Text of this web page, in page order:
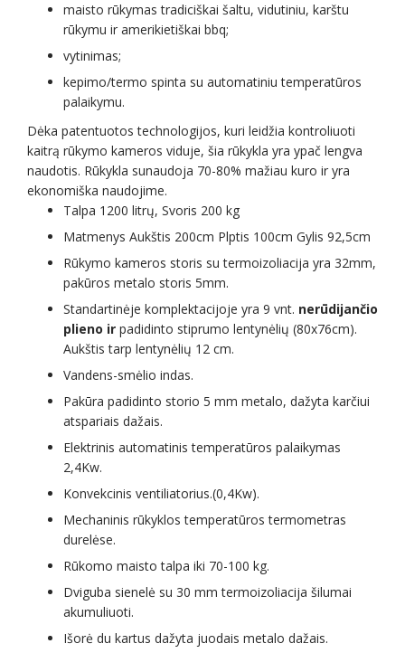
maisto rūkymas tradiciškai šaltu, vidutiniu, karštu
rūkymu ir amerikietiškai bbq;
vytinimas;
kepimo/termo spinta su automatiniu temperatūros
palaikymu.
Dėka patentuotos technologijos, kuri leidžia kontroliuoti
kaitrą rūkymo kameros viduje, šia rūkykla yra ypač lengva
naudotis. Rūkykla sunaudoja 70-80% mažiau kuro ir yra
ekonomiška naudojime.
Talpa 1200 litrų, Svoris 200 kg
Matmenys Aukštis 200cm Plptis 100cm Gylis 92,5cm
Rūkymo kameros storis su termoizoliacija yra 32mm,
pakūros metalo storis 5mm.
Standartinėje komplektacijoje yra 9 vnt. nerūdijančio
plieno ir padidinto stiprumo lentynėlių (80x76cm).
Aukštis tarp lentynėlių 12 cm.
Vandens-smėlio indas.
Pakūra padidinto storio 5 mm metalo, dažyta karčiui
atspariais dažais.
Elektrinis automatinis temperatūros palaikymas
2,4Kw.
Konvekcinis ventiliatorius.(0,4Kw).
Mechaninis rūkyklos temperatūros termometras
durelėse.
Rūkomo maisto talpa iki 70-100 kg.
Dviguba sienelė su 30 mm termoizoliacija šilumai
akumuliuoti.
Išorė du kartus dažyta juodais metalo dažais.